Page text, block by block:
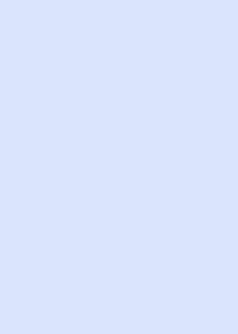
展開民事訴訟？對方又可否在同一案